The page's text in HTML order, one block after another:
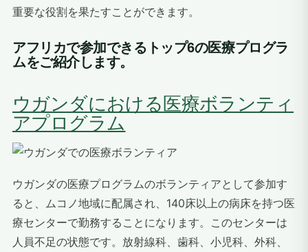
重要な役割を果たすことができます。
アフリカで参加できるトップ6の医療プログラ
ムをご紹介します。
ウガンダにおける医療ボランティ
アプログラム
ウガンダの医療プログラムのボランティアとして参加す
ると、ムコノ地域に配属され、140床以上の病床を持つ医
療センターで勤務することになります。このセンターは
人員不足の状態です。放射線科、歯科、小児科、外科、